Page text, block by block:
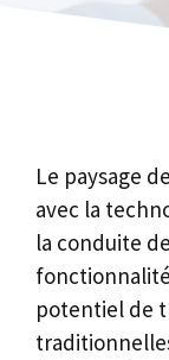
Le paysage
avec la
la conduite
potentiel de